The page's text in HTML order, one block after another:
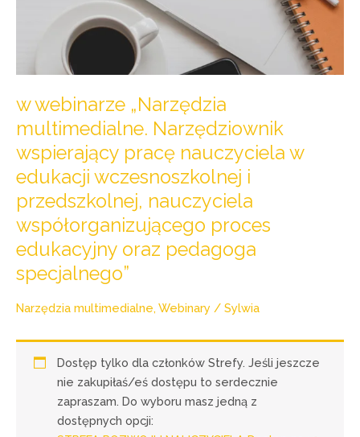
w webinarze „Narzędzia
multimedialne. Narzędziownik
wspierający pracę nauczyciela w
edukacji wczesnoszkolnej i
przedszkolnej, nauczyciela
współorganizującego proces
edukacyjny oraz pedagoga
specjalnego”
Narzędzia multimedialne, Webinary / Sylwia
Dostęp tylko dla członków Strefy. Jeśli jeszcze
nie zakupiłaś/eś dostępu to serdecznie
zapraszam. Do wyboru masz jedną z
dostępnych opcji:
współorganizującego
edukacyjny
specjalnego”